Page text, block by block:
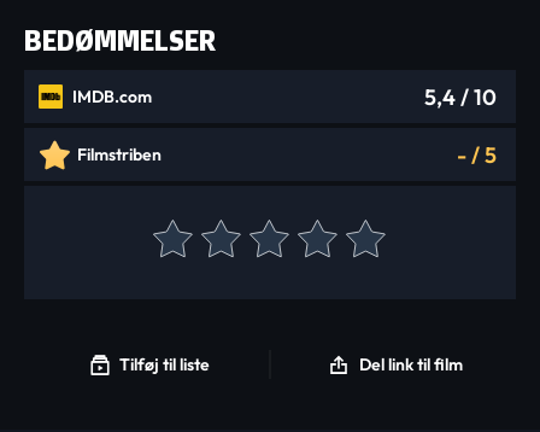
BEDØMMELSER
IMDB.com 5,4/ 10
Filmstriben -/5
Tilføj til liste Del link til film